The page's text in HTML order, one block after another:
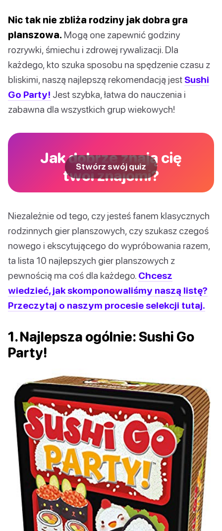
Nic tak nie zbliża rodziny jak dobra gra
planszowa. Mogą one zapewnić godziny
rozrywki, śmiechu i zdrowej rywalizacji. Dla
każdego, kto szuka sposobu na spędzenie czasu z
bliskimi, naszą najlepszą rekomendacją jest Sushi
Go Party! Jest szybka, łatwa do nauczenia i
zabawna dla wszystkich grup wiekowych!
Jak dobrze znają cię
twoi znajomi?
Stwórz swój quiz
Niezależnie od tego, czy jesteś fanem klasycznych
rodzinnych gier planszowych, czy szukasz czegoś
nowego i ekscytującego do wypróbowania razem,
ta lista 10 najlepszych gier planszowych z
pewnością ma coś dla każdego. Chcesz
wiedzieć, jak skomponowaliśmy naszą listę?
Przeczytaj o naszym procesie selekcji tutaj.
1. Najlepsza ogólnie: Sushi Go
Party!